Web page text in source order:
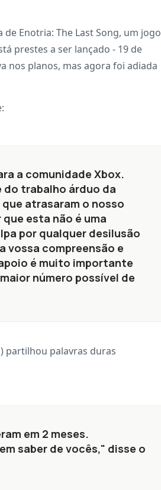
Enotria: The Last Song, um jogo
prestes a ser lançado - 19 de
nos planos, mas agora foi adiada
a comunidade Xbox.
do trabalho árduo da
atrasaram o nosso
esta não é uma
por qualquer desilusão
vossa compreensão e
é muito importante
número possível de
) partilhou palavras duras
em 2 meses.
saber de vocês," disse o